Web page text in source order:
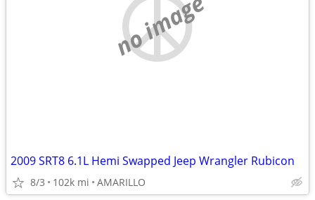
no image
2009 SRT8 6.1L Hemi Swapped Jeep Wrangler Rubicon
8/3 102k mi AMARILLO